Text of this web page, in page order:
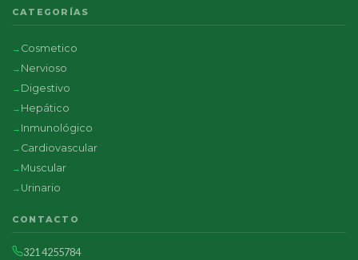
CATEGORÍAS
Cosmetico
Nervioso
Digestivo
Hepático
Inmunológico
Cardiovascular
Muscular
Urinario
CONTACTO
321 4255784